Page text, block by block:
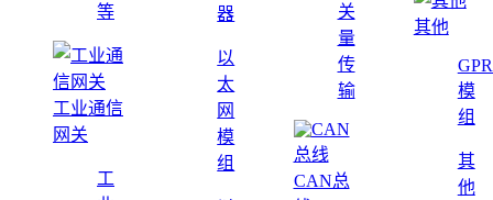
等
工业通信
网关
工
器
以
太
网
模
组
关
量
传
输
CAN总
其他
模
组
其
他